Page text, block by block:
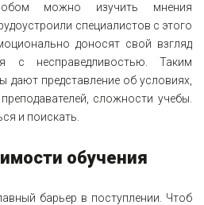
можно изучить мнения
специалистов с этого
доносят свой взгляд
с несправедливостью. Таким
дают представление об условиях,
сложности учебы.
и поискать.
обучения
барьер в поступлении. Чтоб